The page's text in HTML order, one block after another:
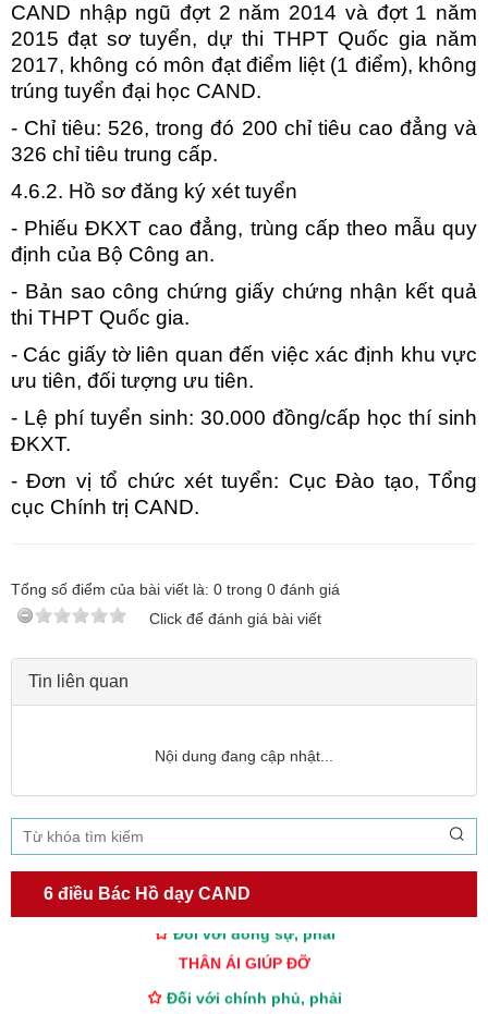
CAND nhập ngũ đợt 2 năm 2014 và đợt 1 năm
2015 đạt sơ tuyển, dự thi THPT Quốc gia năm
2017, không có môn đạt điểm liệt (1 điểm), không
trúng tuyển đại học CAND.
- Chỉ tiêu: 526, trong đó 200 chỉ tiêu cao đẳng và
326 chỉ tiêu trung cấp.
4.6.2. Hồ sơ đăng ký xét tuyển
- Phiếu ĐKXT cao đẳng, trùng cấp theo mẫu quy
định của Bộ Công an.
- Bản sao công chứng giấy chứng nhận kết quả
thi THPT Quốc gia.
- Các giấy tờ liên quan đến việc xác định khu vực
ưu tiên, đối tượng ưu tiên.
- Lệ phí tuyển sinh: 30.000 đồng/cấp học thí sinh
ĐKXT.
- Đơn vị tổ chức xét tuyển: Cục Đào tạo, Tổng
cục Chính trị CAND.
Tổng số điểm của bài viết là: 0 trong 0 đánh giá
Click để đánh giá bài viết
Tin liên quan
Nội dung đang cập nhật...
6 điều Bác Hồ dạy CAND
CẦN, KIỆM, LIÊM, CHÍNH
Đối với đồng sự, phải
THÂN ÁI GIÚP ĐỠ
Đối với chính phủ, phải
TUYỆT ĐỐI TRUNG THÀNH